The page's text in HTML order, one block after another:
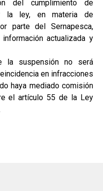
del cumplimiento de
la ley, en materia de
parte del Sernapesca,
actualizada y
la suspensión no será
en infracciones
haya mediado comisión
el artículo 55 de la Ley